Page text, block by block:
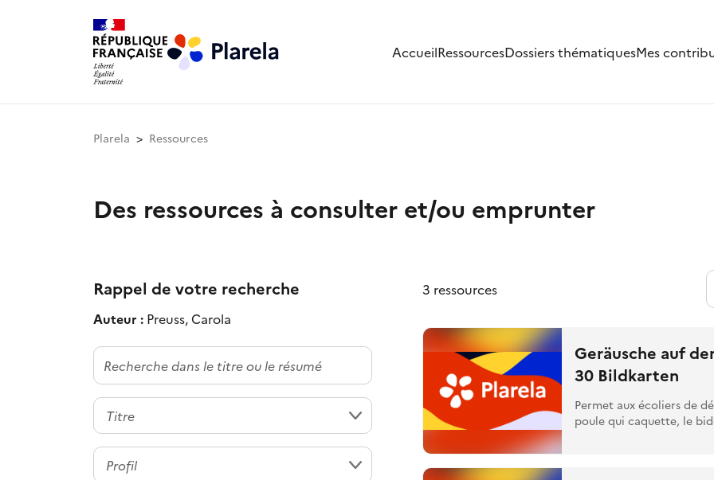
AccueilRessourcesDossiers thématiquesMes
Plarela Ressources
Des ressources à consulter et/ou emprunter
Rappel de votre recherche
Auteur : Preuss, Carola
3 ressources
Geräusche auf
30 Bildkarten
Permet aux écoliers de
poule qui caquette, le